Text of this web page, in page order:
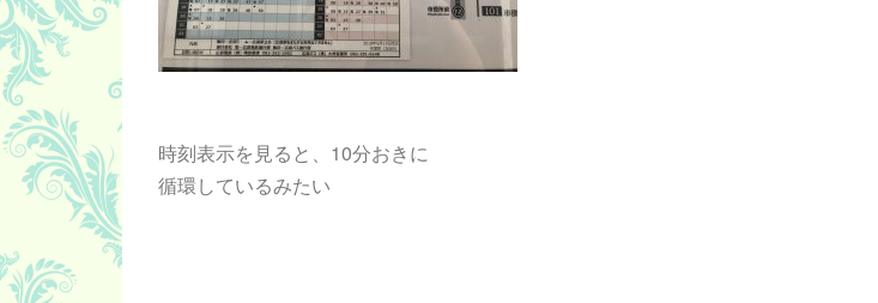
時刻表示を見ると、10分おきに
循環しているみたい